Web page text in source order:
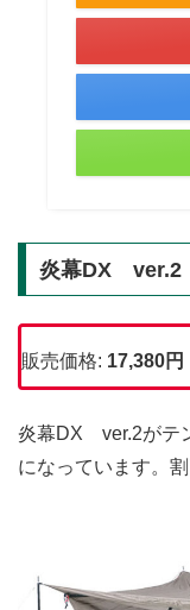
炎幕DX ver.2
販売価格: 17,380円
炎幕DX ver.2がテ
になっています。